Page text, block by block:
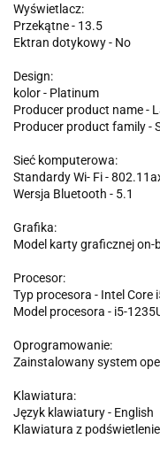
Wyświetlacz:
Przekątne - 13.5
Ektran dotykowy - No
Design:
kolor - Platinum
Producer product name -
Producer product family -
Sieć komputerowa:
Standardy Wi- Fi -
Wersja Bluetooth - 5.1
Grafika:
Model karty graficznej on-
Procesor:
Typ procesora - Intel Core
Model procesora - i5-
Oprogramowanie:
Zainstalowany system
Klawiatura:
Język klawiatury - English
Klawiatura z